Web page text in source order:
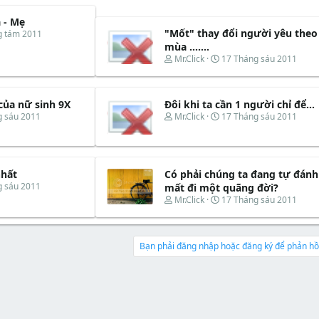
- Mẹ
tám 2011
"Mốt" thay đổi người yêu theo
mùa .......
T
r
a
d
a
t
e
r
Mr.Click
N
à
b
ắ
ầ
17 Tháng sáu 2011
nữ sinh 9X
sáu 2011
Đôi khi ta cần 1 người chỉ để...
T
e
d
s
t
a
r
t
e
Mr.Click
N
y
ắ
đ
ầ
u
17 Tháng sáu 2011
sáu 2011
Có phải chúng ta đang tự đánh
mất đi một quãng đời?
T
r
a
d
Mr.Click
N
à
b
ắ
17 Tháng sáu 2011
Bạn phải đăng nhập hoặc đăng ký để phản